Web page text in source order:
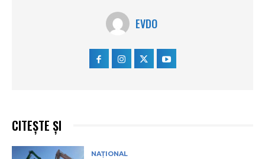
EVDO
CITEȘTE ȘI
NAȚIONAL